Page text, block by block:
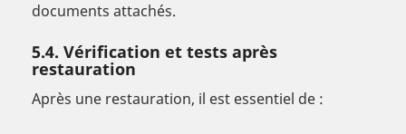
documents attachés.
5.4. Vérification et tests après
restauration
Après une restauration, il est essentiel de :